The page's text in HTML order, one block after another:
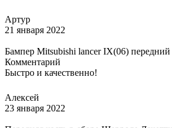
Артур
21 января 2022
Бампер Mitsubishi lancer IX(06)
Комментарий
Быстро и качественно!
Алексей
23 января 2022